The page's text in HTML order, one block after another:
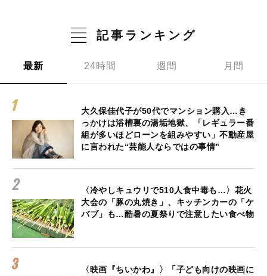
記事ランキング
最新 24時間 週間 月間
大久保佳代子が50代でマンション購入…き
っかけは浴槽裏の湯垢地獄、「レギュラー番
組が多いほどローンを組みやすい」不動産屋
に言われた“芸能人ならではの事情”
〈冷やしキュウリで510人食中毒も…〉花火
大会の「豚の丸焼き」、キッチンカーの「ケ
バブ」も…酷暑の夏祭りで注意したい食べ物
〈映画『ちいかわ』〉「子ども向けの映画に